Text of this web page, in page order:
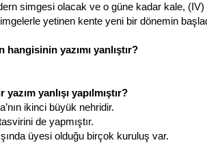
simgesi olacak ve o güne kadar kale, (IV)
yetinen kente yeni bir dönemin
yazımı yanlıştır?
yanlışı yapılmıştır?
ikinci büyük nehridir.
de yapmıştır.
üyesi olduğu birçok kuruluş var.